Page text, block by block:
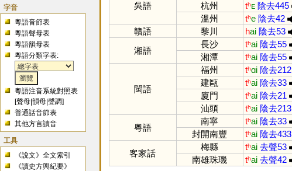
字音
粵語音節表
粵語聲母表
粵語韻母表
粵語分類字表:
粵語注音系統對照表
[聲母 |韻母 |聲調]
普通話音節表
其他方言讀音
工具
《說文》全文索引
《讀史方輿紀要》
吳語
杭州
tʰᴇ 陰去445
溫州
tʰe 陰去42
贛語
黎川 hai 陰去53
湘語
長沙 tʰai 陰去55
湘潭
tʰai 陰去55
閩語
福州 tʰɑi 陰去212
建甌
tʰai 陰去33
廈門
tʰai 陰去21
汕頭
tʰai 陰去213
粵語
南寧 tʰai 陰去33
封開南豐
tʰai 陰去433
客家話
梅縣 tʰai 去聲53
南雄珠璣
tʰai 去聲42